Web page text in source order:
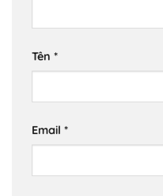
Tên *
Email *